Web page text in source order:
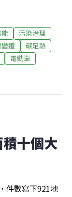
污染治理
遷
碳足跡
電動車
十個大
件數寫下921地